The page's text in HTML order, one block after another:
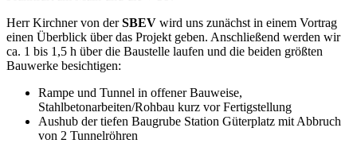
Herr Kirchner von derSBEV wird uns zunächst in einem Vortrag
einen Überblick über das Projekt geben. Anschließend werden wir
ca. 1 bis 1,5 h über die Baustelle laufen und die beiden größten
Bauwerke besichtigen:
Rampe und Tunnel in offener Bauweise,
Stahlbetonarbeiten/Rohbau kurz vor Fertigstellung
Aushub der tiefen Baugrube Station Güterplatz mit Abbruch
von 2 Tunnelröhren